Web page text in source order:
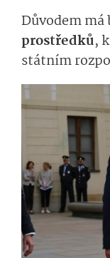
Důvodem má
prostředků,
státním